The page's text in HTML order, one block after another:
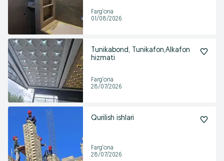
Farg‘ona
01/08/2026
Tunikabond, Tunikafon,Alkafon
hizmati
Farg‘ona
28/07/2026
Qurilish ishlari
Farg‘ona
28/07/2026